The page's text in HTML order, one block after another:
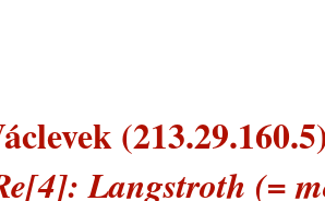
Langstroth (=